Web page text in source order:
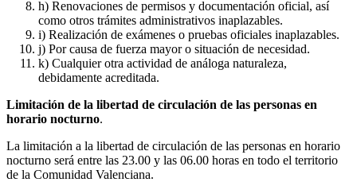
h) Renovaciones de permisos y documentación oficial, así
como otros trámites administrativos inaplazables.
i) Realización de exámenes o pruebas oficiales inaplazables.
j) Por causa de fuerza mayor o situación de necesidad.
k) Cualquier otra actividad de análoga naturaleza,
debidamente acreditada.
Limitación de la libertad de circulación de las personas en
horario nocturno.
La limitación a la libertad de circulación de las personas en horario
nocturno será entre las 23.00 y las 06.00 horas en todo el territorio
de la Comunidad Valenciana.